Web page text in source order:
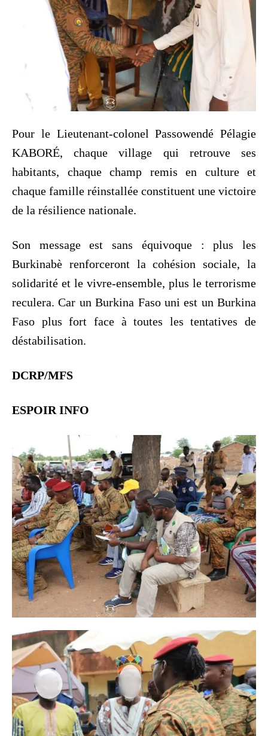
Pour le Lieutenant-colonel Passowendé Pélagie
KABORÉ, chaque village qui retrouve ses
habitants, chaque champ remis en culture et
chaque famille réinstallée constituent une victoire
de la résilience nationale.
Son message est sans équivoque : plus les
Burkinabè renforceront la cohésion sociale, la
solidarité et le vivre-ensemble, plus le terrorisme
reculera. Car un Burkina Faso uni est un Burkina
Faso plus fort face à toutes les tentatives de
déstabilisation.
DCRP/MFS
ESPOIR INFO